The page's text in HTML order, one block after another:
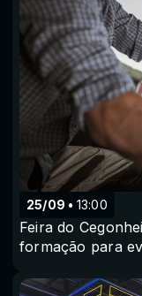
25/09 13:00
Feira do
formação para